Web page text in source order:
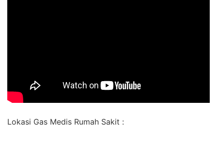
Lokasi Gas Medis Rumah Sakit :